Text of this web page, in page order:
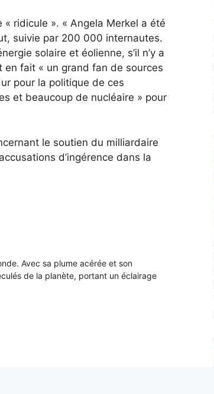
ridicule ». « Angela Merkel a été
suivie par 200 000 internautes.
solaire et éolienne, s’il n’y a
en fait « un grand fan de sources
pour la politique de ces
et beaucoup de nucléaire » pour
le soutien du milliardaire
d’ingérence dans la
Avec sa plume acérée et son
de la planète, portant un éclairage